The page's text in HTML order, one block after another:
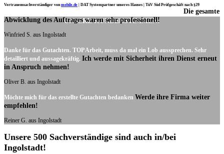
Vertrauenssachverständiger vonmobile.de DAT Systempartner unseres Hauses | TüV Süd Prüfgeschäft nach §29
UNSERE KUNDENSTIMMEN:
Die gesamte
Abwicklung des Auftrages waren sehr professionell!
Winfried S. aus Ingolstadt
Danke für das Gutachten. TOP Arbeit, muss da mal ein Lob aussprechen. Sehr
detailliert und aussagekräftig. Ich werde mit Sicherheit ihren Dienst erneut
in Anspruch nehmen!
Oliver B. aus Ingolstadt
Möchte mich für das erstellte Gutachten bedanken Werde ihre Firma weiter
empfehlen!
Reiner G. aus Ingolstadt
Unsere 500 Sachverständige sind auch in/bei
Ingolstadt!